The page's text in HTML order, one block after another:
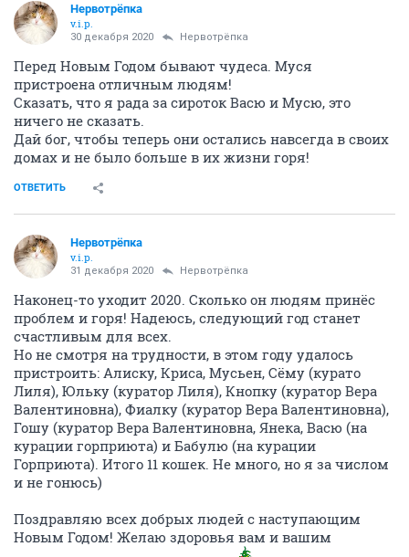
Нервотрёпка
v.i.p.
30 декабря 2020 Нервотрёпка
Перед Новым Годом бывают чудеса. Муся
пристроена отличным людям!
Сказать, что я рада за сироток Васю и Мусю, это
ничего не сказать.
Дай бог, чтобы теперь они остались навсегда в своих
домах и не было больше в их жизни горя!
ОТВЕТИТЬ
Нервотрёпка
v.i.p.
31 декабря 2020 Нервотрёпка
Наконец-то уходит 2020. Сколько он людям принёс
проблем и горя! Надеюсь, следующий год станет
счастливым для всех.
Но не смотря на трудности, в этом году удалось
пристроить: Алиску, Криса, Мусьен, Сёму (курато
Лиля), Юльку (куратор Лиля), Кнопку (куратор Вера
Валентиновна), Фиалку (куратор Вера Валентиновна),
Гошу (куратор Вера Валентиновна, Янека, Васю (на
курации горприюта) и Бабулю (на курации
Горприюта). Итого 11 кошек. Не много, но я за числом
и не гонюсь)
Поздравляю всех добрых людей с наступающим
Новым Годом! Желаю здоровья вам и вашим